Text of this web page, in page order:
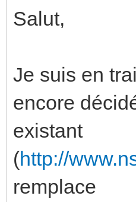
Salut,
Je suis en
encore
existant
(http://
remplace